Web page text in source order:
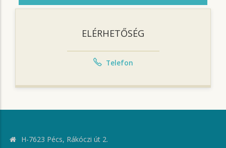
ELÉRHETŐSÉG
Telefon
H-7623 Pécs, Rákóczi út 2.